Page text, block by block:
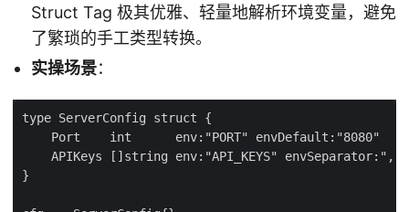
Struct Tag 极其优雅、轻量地解析环境变量，避免
了繁琐的手工类型转换。
实操场景：